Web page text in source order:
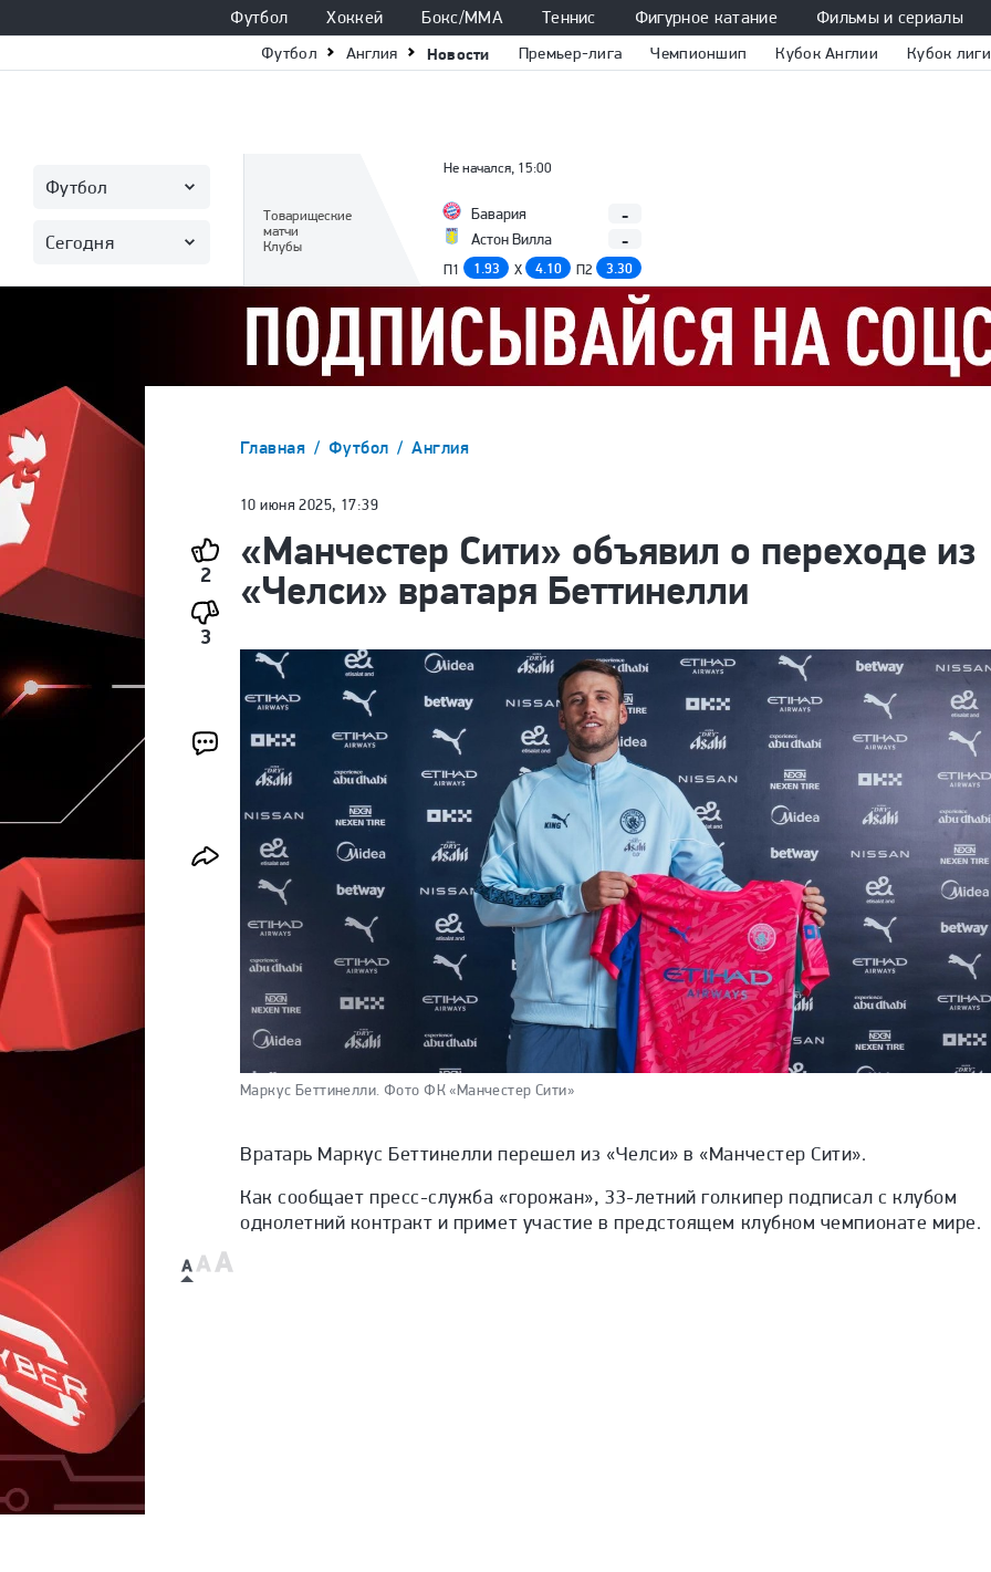
Футбол Хоккей Бокс/ММА Теннис Фигурное катание Фильмы и сериалы
Футбол Англия Новости Премьер-лига Чемпионшип Кубок Англии Кубок лиги
Футбол
Сегодня
Товарищеские
матчи
Клубы
Не начался, 15:00
Бавария
Астон Вилла
-
-
П1 1.93 X 4.10 П2 3.30
Главная Футбол Англия
2
3
10 июня 2025, 17:39
«Манчестер Сити» объявил о переходе из
«Челси» вратаря Беттинелли
Маркус Беттинелли. Фото ФК «Манчестер Сити»
Вратарь Маркус Беттинелли перешел из «Челси» в «Манчестер Сити».
Как сообщает пресс-служба «горожан», 33-летний голкипер подписал с клубом
однолетний контракт и примет участие в предстоящем клубном чемпионате мире.